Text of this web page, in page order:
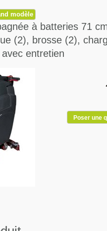
modèle
à batteries 71
(2), brosse (2),
entretien
Poser une